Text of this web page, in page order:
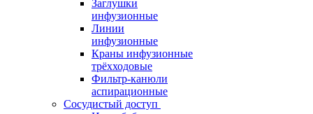
Заглушки
инфузионные
Линии
инфузионные
Краны инфузионные
трёхходовые
Фильтр-канюли
аспирационные
Сосудистый доступ